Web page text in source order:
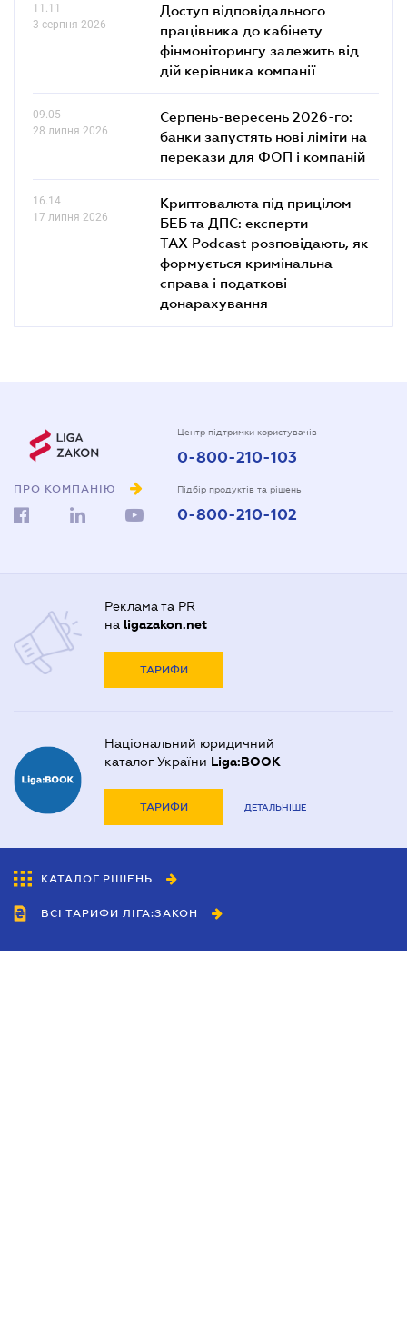
11.11
3 серпня 2026
Доступ відповідального
працівника до кабінету
фінмоніторингу залежить від
дій керівника компанії
09.05
28 липня 2026
Серпень-вересень 2026-го:
банки запустять нові ліміти на
перекази для ФОП і компаній
16.14
17 липня 2026
Криптовалюта під прицілом
БЕБ та ДПС: експерти
TAX Podcast розповідають, як
формується кримінальна
справа і податкові
донарахування
ПРО КОМПАНІЮ
Центр підтримки користувачів
0-800-210-103
Підбір продуктів та рішень
0-800-210-102
Реклама та PR
на ligazakon.net
ТАРИФИ
Національний юридичний
каталог України Liga:BOOK
ТАРИФИ ДЕТАЛЬНІШЕ
КАТАЛОГ РІШЕНЬ
ВСІ ТАРИФИ ЛІГА:ЗАКОН